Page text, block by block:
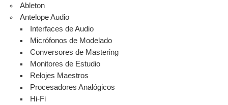
Ableton
Antelope Audio
Interfaces de Audio
Micrófonos de Modelado
Conversores de Mastering
Monitores de Estudio
Relojes Maestros
Procesadores Analógicos
Hi-Fi